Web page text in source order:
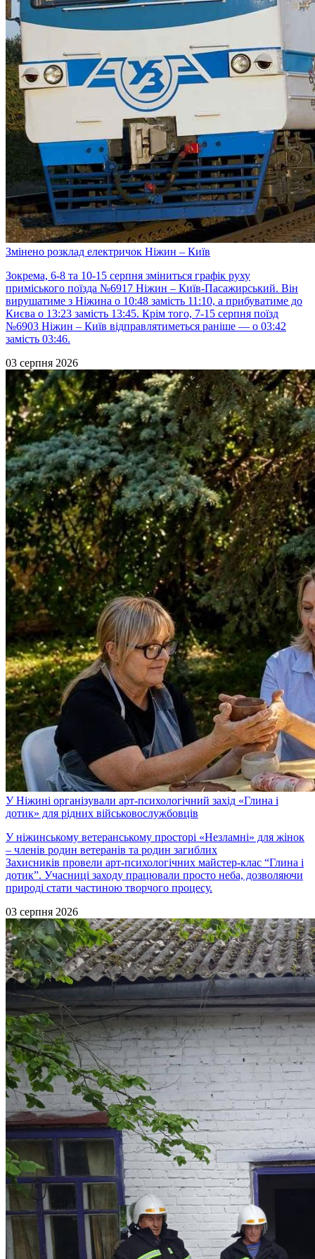
Змінено розклад електричок Ніжин – Київ
Зокрема, 6-8 та 10-15 серпня зміниться графік руху
приміського поїзда №6917 Ніжин – Київ-Пасажирський. Він
вирушатиме з Ніжина о 10:48 замість 11:10, а прибуватиме до
Києва о 13:23 замість 13:45. Крім того, 7-15 серпня поїзд
№6903 Ніжин – Київ відправлятиметься раніше — о 03:42
замість 03:46.
03 серпня 2026
У Ніжині організували арт-психологічний захід «Глина і
дотик» для рідних військовослужбовців
У ніжинському ветеранському просторі «Незламні» для жінок
– членів родин ветеранів та родин загиблих
Захисників провели арт-психологічних майстер-клас “Глина і
дотик”. Учасниці заходу працювали просто неба, дозволяючи
природі стати частиною творчого процесу.
03 серпня 2026